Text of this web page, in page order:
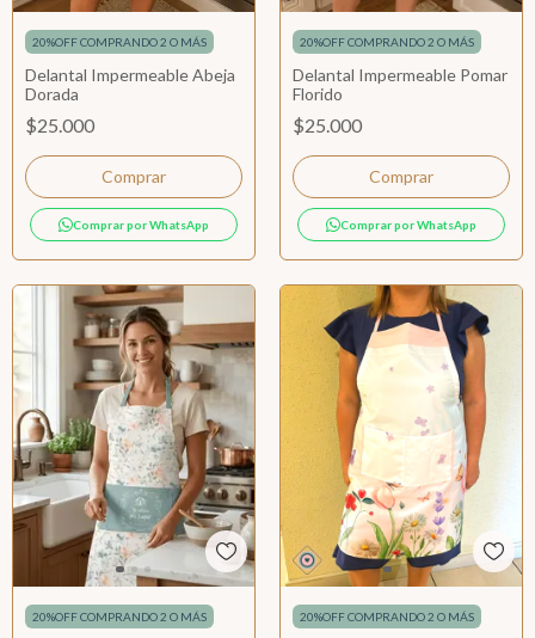
20%OFF COMPRANDO 2 O MÁS
Delantal Impermeable Abeja
Dorada
$25.000
Comprar por WhatsApp
20%OFF COMPRANDO 2 O MÁS
Delantal Impermeable Pomar
Florido
$25.000
Comprar por WhatsApp
20%OFF COMPRANDO 2 O MÁS 20%OFF COMPRANDO 2 O MÁS